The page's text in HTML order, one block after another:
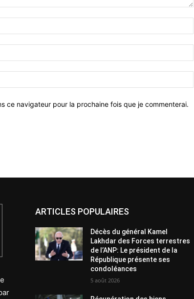
ce navigateur pour la prochaine fois que je commenterai.
ARTICLES POPULAIRES
Décès du général Kamel
Lakhdar des Forces terrestres
de l’ANP: Le président de la
République présente ses
condoléances
5 août 2026